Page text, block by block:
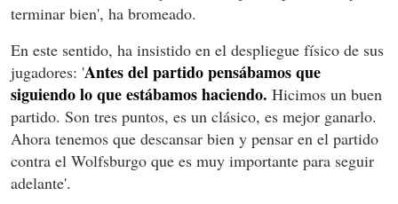
terminar bien', ha bromeado.
En este sentido, ha insistido en el despliegue físico de sus
jugadores: 'Antes del partido pensábamos que
siguiendo lo que estábamos haciendo. Hicimos un buen
partido. Son tres puntos, es un clásico, es mejor ganarlo.
Ahora tenemos que descansar bien y pensar en el partido
contra el Wolfsburgo que es muy importante para seguir
adelante'.